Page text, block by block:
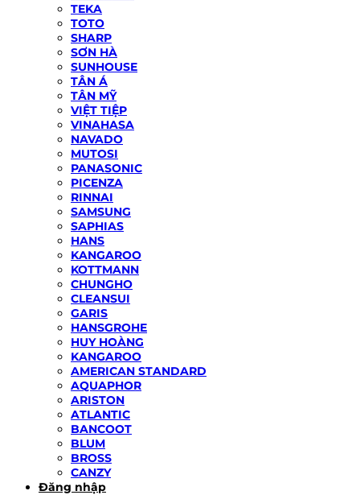
TEKA
TOTO
SHARP
SƠN HÀ
SUNHOUSE
TÂN Á
TÂN MỸ
VIỆT TIỆP
VINAHASA
NAVADO
MUTOSI
PANASONIC
PICENZA
RINNAI
SAMSUNG
SAPHIAS
HANS
KANGAROO
KOTTMANN
CHUNGHO
CLEANSUI
GARIS
HANSGROHE
HUY HOÀNG
KANGAROO
AMERICAN STANDARD
AQUAPHOR
ARISTON
ATLANTIC
BANCOOT
BLUM
BROSS
CANZY
Đăng nhập